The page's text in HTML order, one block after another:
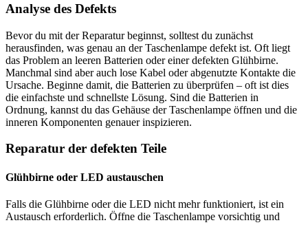
Analyse des Defekts
Bevor du mit der Reparatur beginnst, solltest du zunächst
herausfinden, was genau an der Taschenlampe defekt ist. Oft liegt
das Problem an leeren Batterien oder einer defekten Glühbirne.
Manchmal sind aber auch lose Kabel oder abgenutzte Kontakte die
Ursache. Beginne damit, die Batterien zu überprüfen – oft ist dies
die einfachste und schnellste Lösung. Sind die Batterien in
Ordnung, kannst du das Gehäuse der Taschenlampe öffnen und die
inneren Komponenten genauer inspizieren.
Reparatur der defekten Teile
Glühbirne oder LED austauschen
Falls die Glühbirne oder die LED nicht mehr funktioniert, ist ein
Austausch erforderlich. Öffne die Taschenlampe vorsichtig und